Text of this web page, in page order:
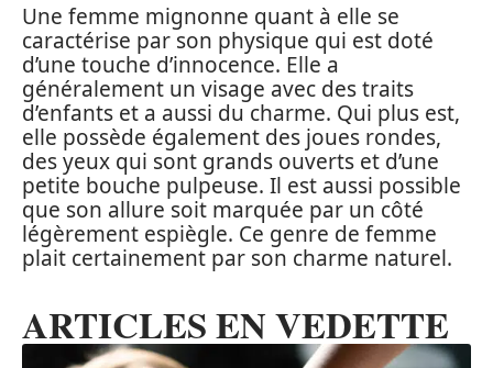
Une femme mignonne quant à elle se
caractérise par son physique qui est doté
d’une touche d’innocence. Elle a
généralement un visage avec des traits
d’enfants et a aussi du charme. Qui plus est,
elle possède également des joues rondes,
des yeux qui sont grands ouverts et d’une
petite bouche pulpeuse. Il est aussi possible
que son allure soit marquée par un côté
légèrement espiègle. Ce genre de femme
plait certainement par son charme naturel.
ARTICLES EN VEDETTE